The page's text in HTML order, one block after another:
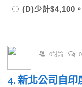
(D)少計$4,100。
0討論
4. 新北公司自